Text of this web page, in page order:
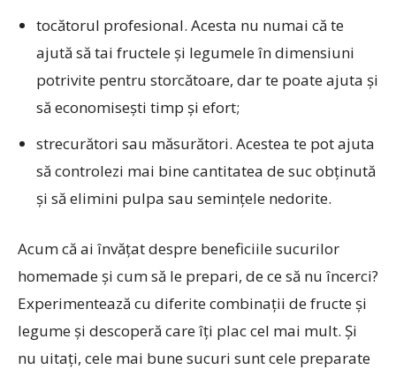
tocătorul profesional. Acesta nu numai că te
ajută să tai fructele și legumele în dimensiuni
potrivite pentru storcătoare, dar te poate ajuta și
să economisești timp și efort;
strecurători sau măsurători. Acestea te pot ajuta
să controlezi mai bine cantitatea de suc obținută
și să elimini pulpa sau semințele nedorite.
Acum că ai învățat despre beneficiile sucurilor
homemade și cum să le prepari, de ce să nu încerci?
Experimentează cu diferite combinații de fructe și
legume și descoperă care îți plac cel mai mult. Și
nu uitați, cele mai bune sucuri sunt cele preparate